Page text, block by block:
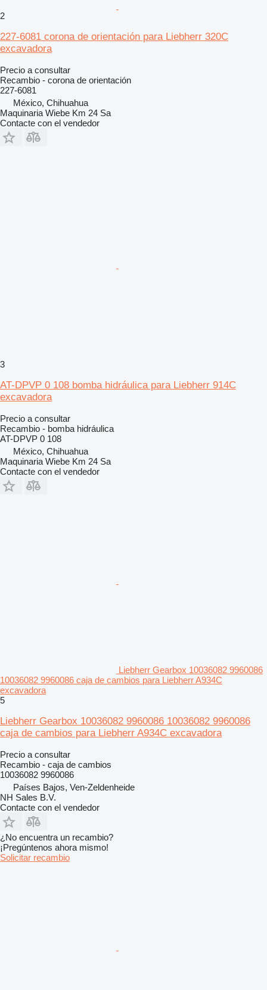
2
227-6081 corona de orientación para Liebherr 320C
excavadora
Precio a consultar
Recambio - corona de orientación
227-6081
México, Chihuahua
Maquinaria Wiebe Km 24 Sa
Contacte con el vendedor
3
AT-DPVP 0 108 bomba hidráulica para Liebherr 914C
excavadora
Precio a consultar
Recambio - bomba hidráulica
AT-DPVP 0 108
México, Chihuahua
Maquinaria Wiebe Km 24 Sa
Contacte con el vendedor
Liebherr Gearbox 10036082 9960086
10036082 9960086 caja de cambios para Liebherr A934C
excavadora
5
Liebherr Gearbox 10036082 9960086 10036082 9960086
caja de cambios para Liebherr A934C excavadora
Precio a consultar
Recambio - caja de cambios
10036082 9960086
Países Bajos, Ven-Zeldenheide
NH Sales B.V.
Contacte con el vendedor
¿No encuentra un recambio?
¡Pregúntenos ahora mismo!
Solicitar recambio